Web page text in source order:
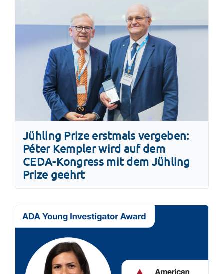
Jühling Prize erstmals vergeben:
Péter Kempler wird auf dem
CEDA-Kongress mit dem Jühling
Prize geehrt